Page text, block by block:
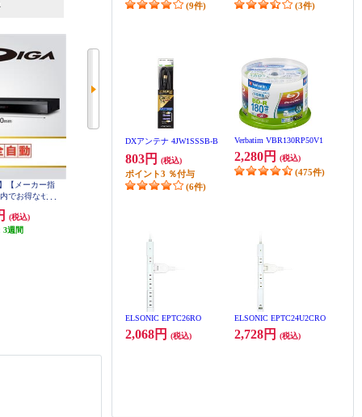
(9件) (3件)
DXアンテナ 4JW1SSSB-B
803円 (税込)
ポイント3 ％付与
(6件)
Verbatim VBR130RP50V1
2,280円 (税込)
(475件)
ELSONIC EPTC26RO
2,068円 (税込)
ELSONIC EPTC24U2CRO
2,728円 (税込)
【メーカー指
でお得なセー
コーダーDIGA
内蔵 DMR-2X6
(税込)
3週間
位
【クーポン対象外】【メーカー指
位